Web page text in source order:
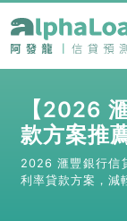
【2026
款方案推
2026 滙豐銀行信
利率貸款方案，減